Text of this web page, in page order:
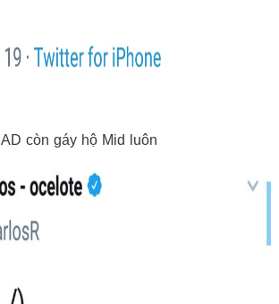
AD còn gáy hộ Mid luôn